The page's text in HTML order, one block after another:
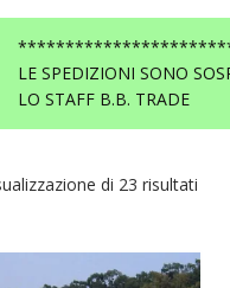
LE SPEDIZIONI SONO
LO STAFF B.B. TRADE
di 23 risultati